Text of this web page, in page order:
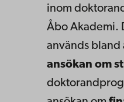
inom
Åbo Akademi.
används bland
ansökan om